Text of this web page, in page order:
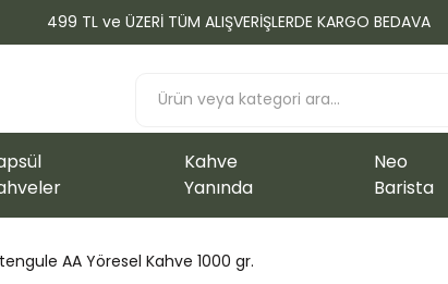
499 TL ve ÜZERİ TÜM ALIŞVERİŞLERDE KARGO BEDAVA
Kahve
Yanında
Neo
Barista
AA Yöresel Kahve 1000 gr.